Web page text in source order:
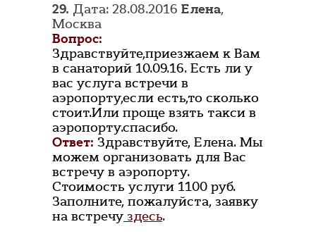
29. Дата: 28.08.2016 Елена,
Москва
Вопрос:
Здравствуйте,приезжаем к Вам
в санаторий 10.09.16. Есть ли у
вас услуга встречи в
аэропорту,если есть,то сколько
стоит.Или проще взять такси в
аэропорту.спасибо.
Ответ: Здравствуйте, Елена. Мы
можем организовать для Вас
встречу в аэропорту.
Стоимость услуги 1100 руб.
Заполните, пожалуйста, заявку
на встречу здесь.